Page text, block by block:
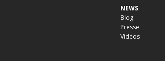
NEWS
Blog
Presse
Vidéos